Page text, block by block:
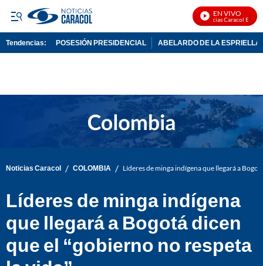
EN VIVO
Noticias Caracol En Vivo
Tendencias: POSESIÓN PRESIDENCIAL ABELARDO DE LA ESPRIELLA
Noticias Caracol / COLOMBIA / Líderes de minga indígena que llegará a
Líderes de minga indígena
que llegará a Bogotá dicen
que el “gobierno no respeta